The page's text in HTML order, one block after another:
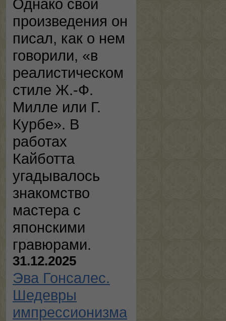
Однако свои
произведения он
писал, как о нем
говорили, «в
реалистическом
стиле Ж.-Ф.
Милле или Г.
Курбе». В
работах
Кайботта
угадывалось
знакомство
мастера с
японскими
гравюрами.
31.12.2025
Эва Гонсалес.
Шедевры
импрессионизма